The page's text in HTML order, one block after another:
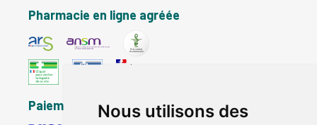
Nous utilisons des
Pharmacie en ligne agréée
Paiement sécurisé